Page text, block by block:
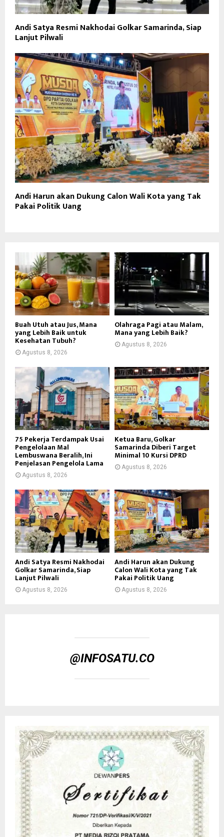
Andi Satya Resmi Nakhodai Golkar Samarinda, Siap
Lanjut Pilwali
Andi Harun akan Dukung Calon Wali Kota yang Tak
Pakai Politik Uang
Buah Utuh atau Jus, Mana
yang Lebih Baik untuk
Kesehatan Tubuh?
Agustus 8, 2026
Olahraga Pagi atau Malam,
Mana yang Lebih Baik?
Agustus 8, 2026
75 Pekerja Terdampak Usai
Pengelolaan Mal
Lembuswana Beralih, Ini
Penjelasan Pengelola Lama
Agustus 8, 2026
Ketua Baru, Golkar
Samarinda Diberi Target
Minimal 10 Kursi DPRD
Agustus 8, 2026
Andi Satya Resmi Nakhodai
Golkar Samarinda, Siap
Lanjut Pilwali
Agustus 8, 2026
Andi Harun akan Dukung
Calon Wali Kota yang Tak
Pakai Politik Uang
Agustus 8, 2026
@INFOSATU.CO